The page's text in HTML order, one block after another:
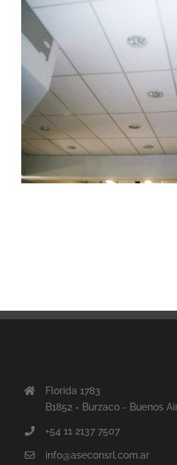
Florida 1783
B1852 - Burzaco - Buenos
+54 11 2137 7507
info@aseconsrl.com.ar